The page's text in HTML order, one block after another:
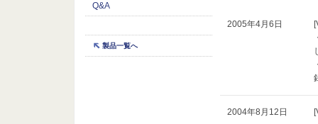
Q&A
製品一覧へ
2005年4月6日
2004年8月12日